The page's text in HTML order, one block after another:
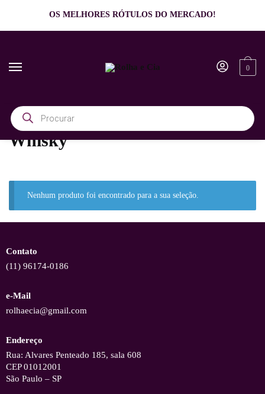
OS MELHORES RÓTULOS DO MERCADO!
0
Início / Destilados / Whisky
Whisky
Nenhum produto foi encontrado para a sua seleção.
Contato
(11) 96174-0186
e-Mail
rolhaecia@gmail.com
Endereço
Rua: Alvares Penteado 185, sala 608
CEP 01012001
São Paulo – SP